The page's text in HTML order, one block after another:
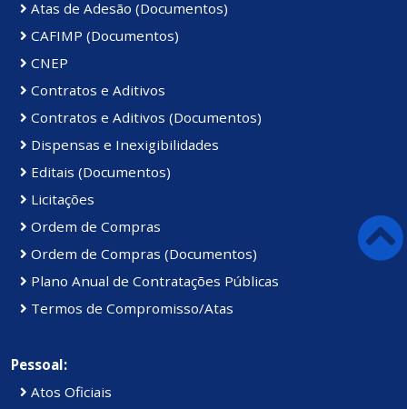
Atas de Adesão (Documentos)
CAFIMP (Documentos)
CNEP
Contratos e Aditivos
Contratos e Aditivos (Documentos)
Dispensas e Inexigibilidades
Editais (Documentos)
Licitações
Ordem de Compras
Ordem de Compras (Documentos)
Plano Anual de Contratações Públicas
Termos de Compromisso/Atas
Pessoal:
Atos Oficiais